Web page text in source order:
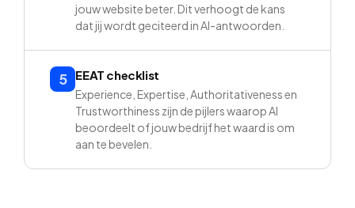
jouw website beter. Dit verhoogt de kans
dat jij wordt geciteerd in AI-antwoorden.
5 EEAT checklist
Experience, Expertise, Authoritativeness en
Trustworthiness zijn de pijlers waarop AI
beoordeelt of jouw bedrijf het waard is om
aan te bevelen.